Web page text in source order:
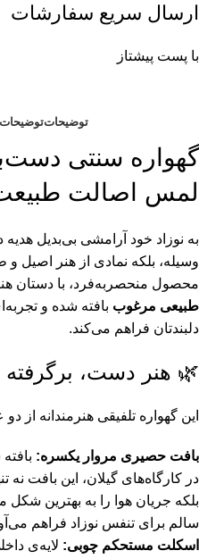
ارسال سریع سفارشات
با پست پیشتاز
توضیحات
گهواره سنتی
لمس اصالت
به نوزاد خود آرامشی بی‌بدیل هدیه
وسیله، بلکه نمادی از هنر اصیل
محصول منحصربه‌فرد، با دستان
طبیعی مرغوب بافته شده و
دلبندتان فراهم می‌کند.
🌿 هنر دست،
این گهواره تلفیقی هنرمندانه
بافت حصیری مروار یکسره:
در کارگاه‌های گیلان، این بافت نه
بلکه جریان هوا را به بهترین
سالم برای تنفس نوزاد فراهم
اسکلت مستحکم چوبی: لایه‌ی